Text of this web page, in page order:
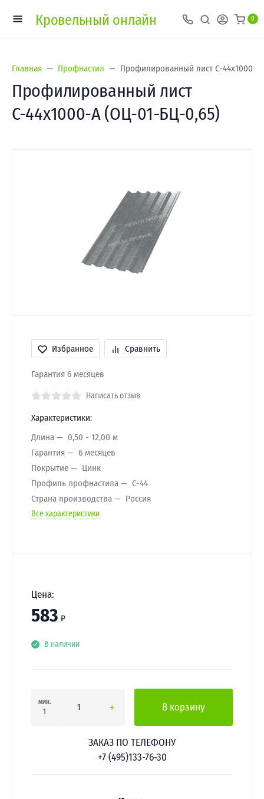
Кровельный онлайн 0
Главная Профнастил Профилированный лист С-44х1000-
Профилированный лист
С-44х1000-A (ОЦ-01-БЦ-0,65)
Избранное Сравнить
Гарантия 6 месяцев
Написать отзыв
Характеристики:
Длина
0,50 - 12,00 м
Гарантия
6 месяцев
Покрытие
Цинк
Профиль профнастила
C-44
Страна производства
Россия
Все характеристики
Цена:
583 ₽
В наличии
мин.
1
В корзину
ЗАКАЗ ПО ТЕЛЕФОНУ
+7 (495)133-76-30